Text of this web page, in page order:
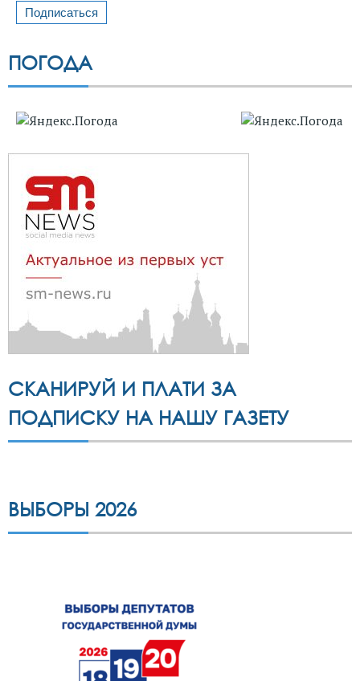
ПОГОДА
СКАНИРУЙ И ПЛАТИ ЗА
ПОДПИСКУ НА НАШУ ГАЗЕТУ
ВЫБОРЫ 2026